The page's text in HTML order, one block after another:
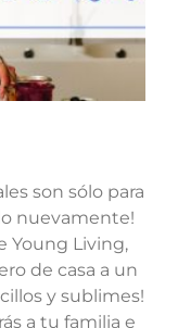
son sólo para
nuevamente!
Young Living,
de casa a un
y sublimes!
a tu familia e